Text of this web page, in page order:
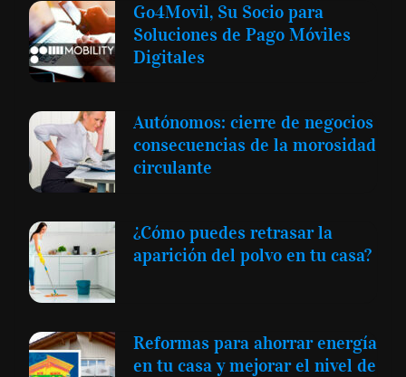
Go4Movil, Su Socio para
Soluciones de Pago Móviles
Digitales
Autónomos: cierre de negocios
consecuencias de la morosidad
circulante
¿Cómo puedes retrasar la
aparición del polvo en tu casa?
Reformas para ahorrar energía
en tu casa y mejorar el nivel de